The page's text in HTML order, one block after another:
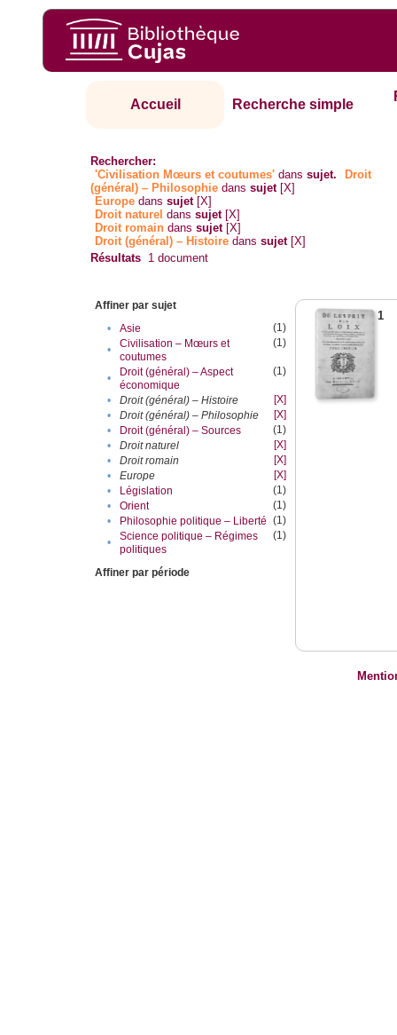
Accueil Recherche simple
Rechercher:
'Civilisation Mœurs et coutumes' danssujet.
Droit
(général) – Philosophie danssujet [X]
Europe danssujet [X]
Droit naturel danssujet [X]
Droit romain danssujet [X]
Droit (général) – Histoire danssujet [X]
Résultats 1 document
Affiner par sujet
•
Asie
(1)
•
Civilisation – Mœurs et
coutumes
(1)
•
Droit (général) – Aspect
économique
(1)
• Droit (général) – Histoire
[X]
•
Droit (général) – Philosophie
[X]
•
Droit (général) – Sources
(1)
•
Droit naturel
[X]
•
Droit romain
[X]
•
Europe
[X]
•
Législation
(1)
•
Orient
(1)
•
Philosophie politique – Liberté (1)
•
Science politique – Régimes
politiques
(1)
Affiner par période
1